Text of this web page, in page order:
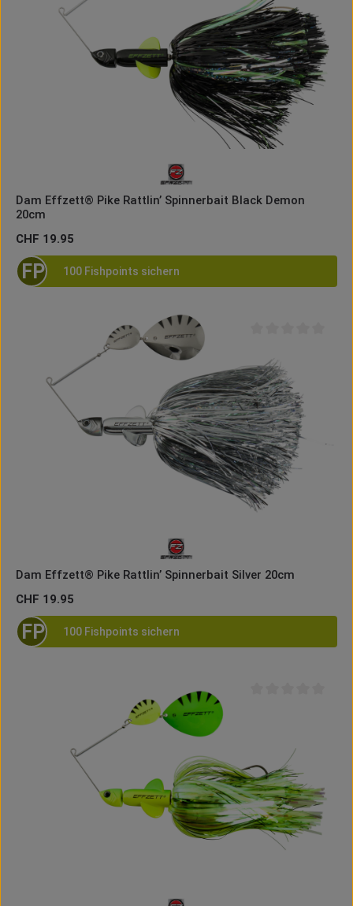
Dam Effzett® Pike Rattlin’ Spinnerbait Black Demon
20cm
Regulärer Preis:
CHF 19.95
FP 100 Fishpoints sichern
Dam Effzett® Pike Rattlin’ Spinnerbait Silver 20cm
Regulärer Preis:
CHF 19.95
FP 100 Fishpoints sichern